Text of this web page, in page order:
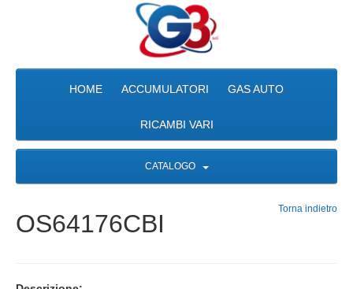
HOME ACCUMULATORI GAS AUTO
RICAMBI VARI
CATALOGO
OS64176CBI
Torna indietro